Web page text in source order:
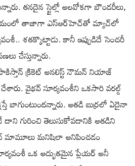
తనదైన స్టైల్లో అలవోకగా బౌండరీలు,
క్రమంలో తాజాగా ఎస్ఆర్‌హెచ్‌తో మ్యాచ్‌లో
శతక్కొట్టాడు. కానీ ఇప్పుడిదే సెంచరీ
చేస్తున్నారు.
క్రికెట్ అనలిస్ట్ నౌమ‌న్ నియాజ్
చేశారు. వైభవ్ సూర్యవంశీని ఒకసారి వ‌ర‌ల్డ్
బాగుంటుందన్నారు. అత‌డి బుర్ర‌లో ఏదైనా
గురించి తెలుసుకోవడానికి అతడిని
మామూలు మనిషిలా అనిపించడం
ఒక అద్భుత‌మైన ప్లేయ‌ర్‌ అనీ